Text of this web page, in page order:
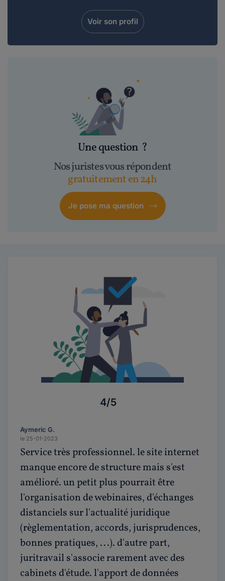
Voir son profil
Une question ?
Nos juristes vous répondent
gratuitement en 24h
Je pose ma question
4/5
Aymeric G.
le 25-01-2023
Service très professionnel. le site internet
manque encore de structure mais s'est
amélioré. un petit plus pourrait être
l'organisation de webinaires, d'échanges
distanciels sur l'actualité juridique
(règlementation, accords, jurisprudences,
bonnes pratiques, ...). d'autre part,
juritravail s'associe rarement avec des
cabinets d'étude. l'apport de données